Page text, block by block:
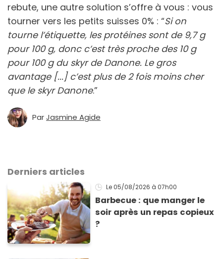
rebute, une autre solution s’offre à vous : vous
tourner vers les petits suisses 0% : “Si on
tourne l’étiquette, les protéines sont de 9,7 g
pour 100 g, donc c’est très proche des 10 g
pour 100 g du skyr de Danone. Le gros
avantage [...] c’est plus de 2 fois moins cher
que le skyr Danone.”
ParJasmine Agide
Derniers articles
Le 05/08/2026 à 07h00
Barbecue : que manger le
soir après un repas copieux
?